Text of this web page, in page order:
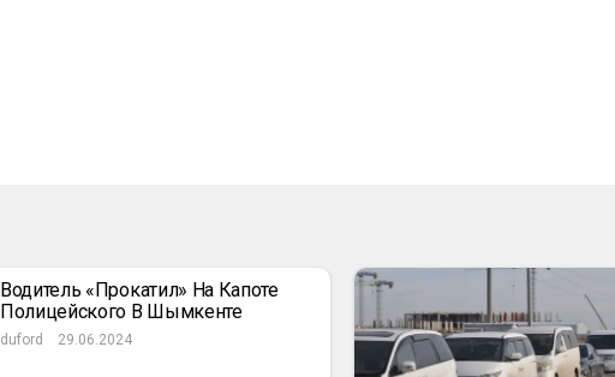
Водитель «прокатил» На Капоте
Полицейского В Шымкенте
duford 29.06.2024